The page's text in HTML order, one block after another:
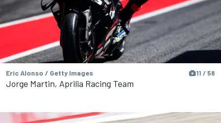
Eric Alonso / Getty Images 11 / 58
Jorge Martin, Aprilia Racing Team